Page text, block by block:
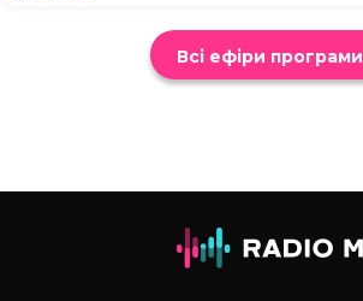
Всі ефіри програми